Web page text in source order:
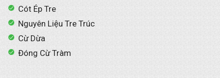
Cót Ép Tre
Nguyên Liệu Tre Trúc
Cừ Dừa
Đóng Cừ Tràm